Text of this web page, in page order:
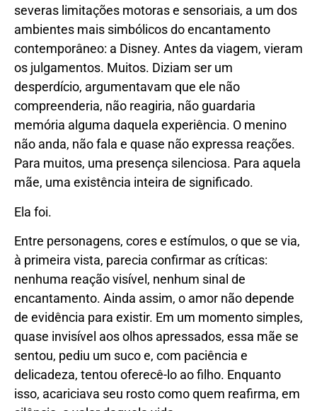
severas limitações motoras e sensoriais, a um dos
ambientes mais simbólicos do encantamento
contemporâneo: a Disney. Antes da viagem, vieram
os julgamentos. Muitos. Diziam ser um
desperdício, argumentavam que ele não
compreenderia, não reagiria, não guardaria
memória alguma daquela experiência. O menino
não anda, não fala e quase não expressa reações.
Para muitos, uma presença silenciosa. Para aquela
mãe, uma existência inteira de significado.
Ela foi.
Entre personagens, cores e estímulos, o que se via,
à primeira vista, parecia confirmar as críticas:
nenhuma reação visível, nenhum sinal de
encantamento. Ainda assim, o amor não depende
de evidência para existir. Em um momento simples,
quase invisível aos olhos apressados, essa mãe se
sentou, pediu um suco e, com paciência e
delicadeza, tentou oferecê-lo ao filho. Enquanto
isso, acariciava seu rosto como quem reafirma, em